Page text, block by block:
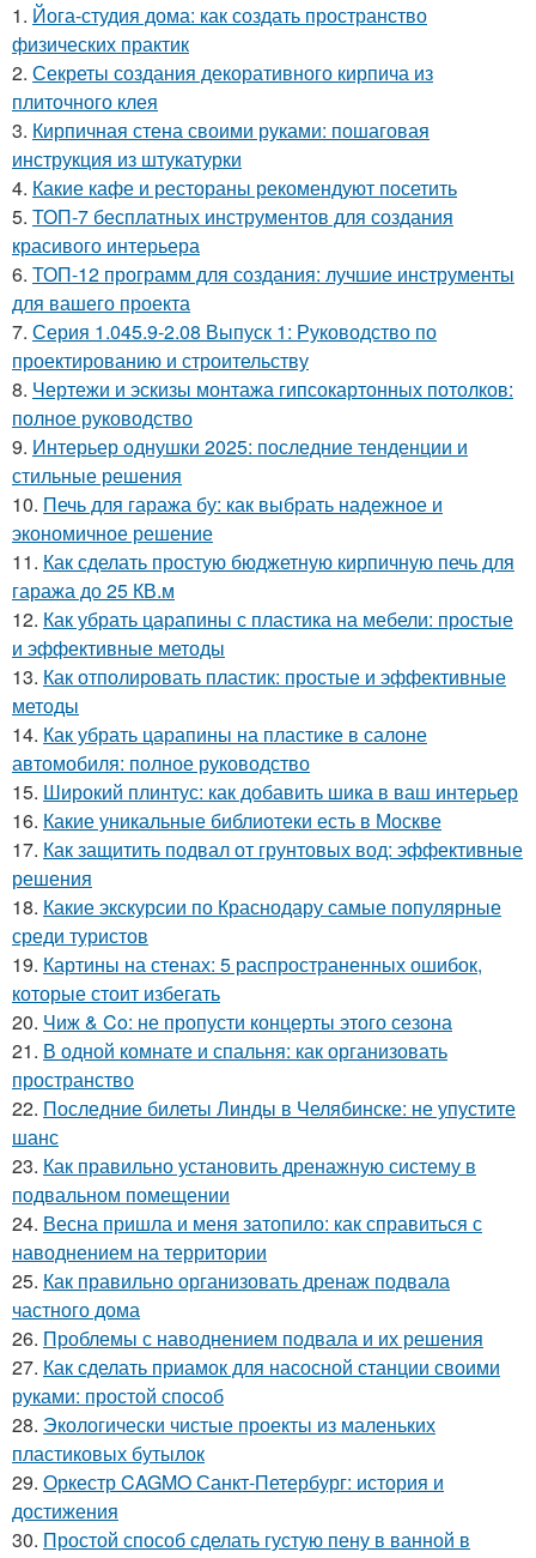
1. Йога-студия дома: как создать пространство
физических практик
2. Секреты создания декоративного кирпича из
плиточного клея
3. Кирпичная стена своими руками: пошаговая
инструкция из штукатурки
4. Какие кафе и рестораны рекомендуют посетить
5. ТОП-7 бесплатных инструментов для создания
красивого интерьера
6. ТОП-12 программ для создания: лучшие инструменты
для вашего проекта
7. Серия 1.045.9-2.08 Выпуск 1: Руководство по
проектированию и строительству
8. Чертежи и эскизы монтажа гипсокартонных потолков:
полное руководство
9. Интерьер однушки 2025: последние тенденции и
стильные решения
10. Печь для гаража бу: как выбрать надежное и
экономичное решение
11. Как сделать простую бюджетную кирпичную печь для
гаража до 25 КВ.м
12. Как убрать царапины с пластика на мебели: простые
и эффективные методы
13. Как отполировать пластик: простые и эффективные
методы
14. Как убрать царапины на пластике в салоне
автомобиля: полное руководство
15. Широкий плинтус: как добавить шика в ваш интерьер
16. Какие уникальные библиотеки есть в Москве
17. Как защитить подвал от грунтовых вод: эффективные
решения
18. Какие экскурсии по Краснодару самые популярные
среди туристов
19. Картины на стенах: 5 распространенных ошибок,
которые стоит избегать
20. Чиж & Co: не пропусти концерты этого сезона
21. В одной комнате и спальня: как организовать
пространство
22. Последние билеты Линды в Челябинске: не упустите
шанс
23. Как правильно установить дренажную систему в
подвальном помещении
24. Весна пришла и меня затопило: как справиться с
наводнением на территории
25. Как правильно организовать дренаж подвала
частного дома
26. Проблемы с наводнением подвала и их решения
27. Как сделать приамок для насосной станции своими
руками: простой способ
28. Экологически чистые проекты из маленьких
пластиковых бутылок
29. Оркестр CAGMO Санкт-Петербург: история и
достижения
30. Простой способ сделать густую пену в ванной в